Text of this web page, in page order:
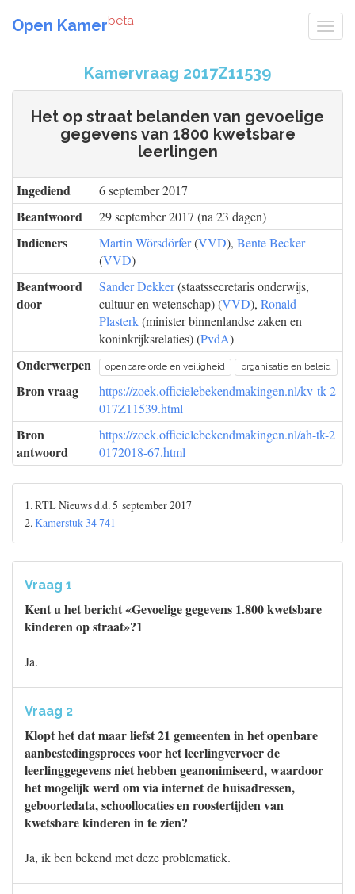
Open Kamerbeta
Kamervraag 2017Z11539
Het op straat belanden van gevoelige
gegevens van 1800 kwetsbare
leerlingen
Ingediend 6 september 2017
Beantwoord 29 september 2017 (na 23 dagen)
Indieners Martin Wörsdörfer(VVD), Bente Becker
(VVD)
Beantwoord
door
Sander Dekker(staatssecretaris onderwijs,
cultuur en wetenschap) (VVD), Ronald
Plasterk(minister binnenlandse zaken en
koninkrijksrelaties) (PvdA)
Onderwerpen openbare orde en veiligheid organisatie en beleid
Bron vraag
https://zoek.officielebekendmakingen.nl/kv-tk-2
017Z11539.html
Bron
antwoord
https://zoek.officielebekendmakingen.nl/ah-tk-2
0172018-67.html
1. RTL Nieuws d.d. 5 september 2017
2.Kamerstuk 34 741
Vraag 1
Kent u het bericht «Gevoelige gegevens 1.800 kwetsbare
kinderen op straat»?1
Ja.
Vraag 2
Klopt het dat maar liefst 21 gemeenten in het openbare
aanbestedingsproces voor het leerlingvervoer de
leerlinggegevens niet hebben geanonimiseerd, waardoor
het mogelijk werd om via internet de huisadressen,
geboortedata, schoollocaties en roostertijden van
kwetsbare kinderen in te zien?
Ja, ik ben bekend met deze problematiek.